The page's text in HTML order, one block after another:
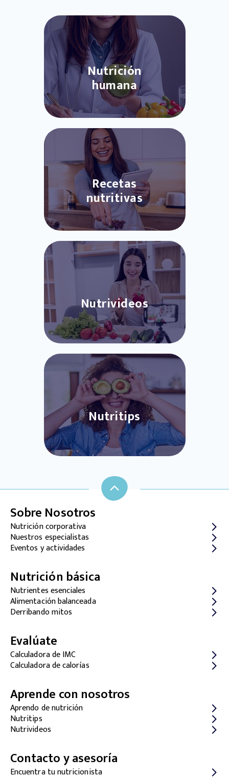
Nutrición
humana
Recetas
nutritivas
Nutrivideos
Nutritips
Sobre Nosotros
Nutrición corporativa
Nuestros especialistas
Eventos y actividades
Nutrición básica
Nutrientes esenciales
Alimentación balanceada
Derribando mitos
Evalúate
Calculadora de IMC
Calculadora de calorías
Aprende con nosotros
Aprendo de nutrición
Nutritips
Nutrivideos
Contacto y asesoría
Encuentra tu nutricionista